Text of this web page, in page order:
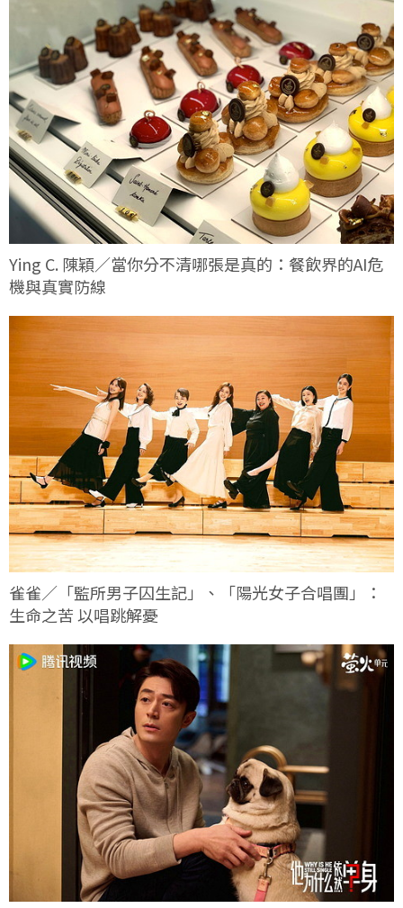
Ying C. 陳穎／當你分不清哪張是真的：餐飲界的AI危
機與真實防線
雀雀／「監所男子囚生記」、「陽光女子合唱團」：
生命之苦 以唱跳解憂